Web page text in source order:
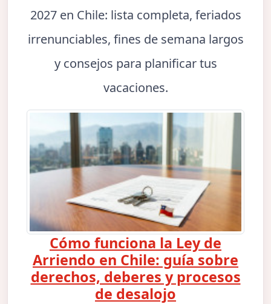
2027 en Chile: lista completa, feriados
irrenunciables, fines de semana largos
y consejos para planificar tus
vacaciones.
Cómo funciona la Ley de
Arriendo en Chile: guía sobre
derechos, deberes y procesos
de desalojo